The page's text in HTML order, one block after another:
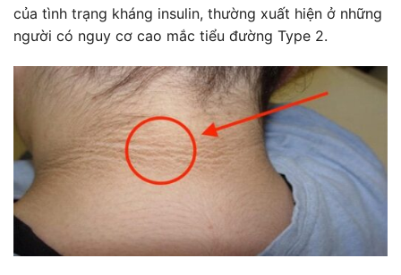
của tình trạng kháng insulin, thường xuất hiện ở những
người có nguy cơ cao mắc tiểu đường Type 2.